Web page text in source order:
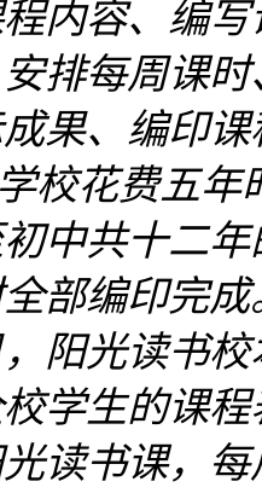
内容、编
排每周课
果、编印
校花费五年
中共十二
部编印完
阳光读书
学生的课
读书课，每